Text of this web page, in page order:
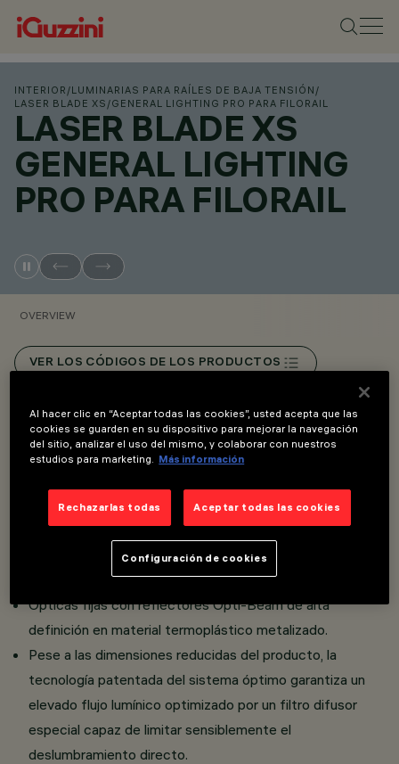
INTERIOR /LUMINARIAS PARA RAÍLES DE BAJA TENSIÓN /
LASER BLADE XS /GENERAL LIGHTING PRO PARA FILORAIL
LASER BLADE XS
GENERAL LIGHTING
PRO PARA FILORAIL
OVERVIEW
VER LOS CÓDIGOS DE LOS PRODUCTOS
Overview
adaptador para instalación en raíl LV Filorail.
La tecnología integrada Powerline permite regular por
separado cada uno de los proyectores instalados en el
raíl (DALI Powerline).
Ópticas fijas con reflectores Opti-Beam de alta
definición en material termoplástico metalizado.
Pese a las dimensiones reducidas del producto, la
tecnología patentada del sistema óptimo garantiza un
elevado flujo lumínico optimizado por un filtro difusor
especial capaz de limitar sensiblemente el
deslumbramiento directo.
Al hacer clic en “Aceptar todas las cookies”, usted acepta que las
cookies se guarden en su dispositivo para mejorar la navegación
del sitio, analizar el uso del mismo, y colaborar con nuestros
estudios para marketing.
Más información
Rechazarlas todas Aceptar todas las cookies
Configuración de cookies